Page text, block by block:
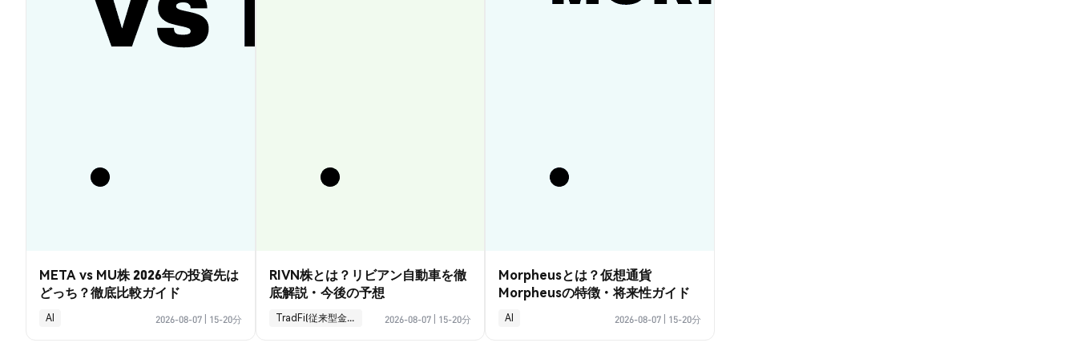
META vs MU株 2026年の投資先は
どっち？徹底比較ガイド
AI 2026-08-07 15-20分
RIVN株とは？リビアン自動車を徹
底解説・今後の予想
TradFi(従来型金融) 2026-08-07 15-20分
Morpheusとは？仮想通貨
Morpheusの特徴・将来性ガイド
AI 2026-08-07 15-20分